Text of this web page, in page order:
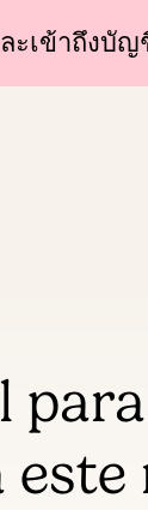
เข้าถึงบัญ